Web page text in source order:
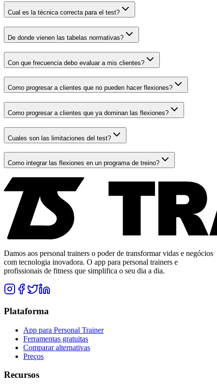
Cual es la técnica correcta para el test?
De donde vienen las tabelas normativas?
Con que frecuencia debo evaluar a mis clientes?
Como progresar a clientes que no pueden hacer flexiones?
Como progresar a clientes que ya dominan las flexiones?
Cuales son las limitaciones del test?
Como integrar las flexiones en un programa de treino?
Damos aos personal trainers o poder de transformar vidas e negócios
com tecnologia inovadora. O app para personal trainers e
profissionais de fitness que simplifica o seu dia a dia.
Plataforma
App para Personal Trainer
Ferramentas gratuitas
Comparar alternativas
Preços
Recursos